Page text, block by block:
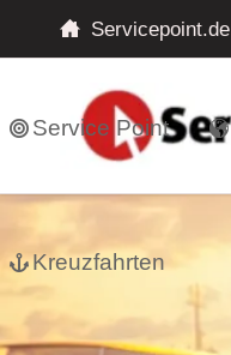
Servicepoint.de
Service Point
Kreuzfahrten